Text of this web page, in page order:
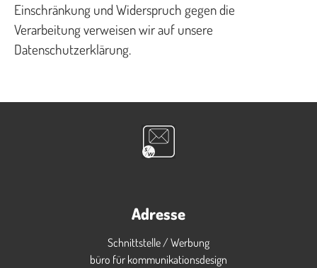
Einschränkung und Widerspruch gegen die
Verarbeitung verweisen wir auf unsere
Datenschutzerklärung.
Adresse
Schnittstelle / Werbung
büro für kommunikationsdesign